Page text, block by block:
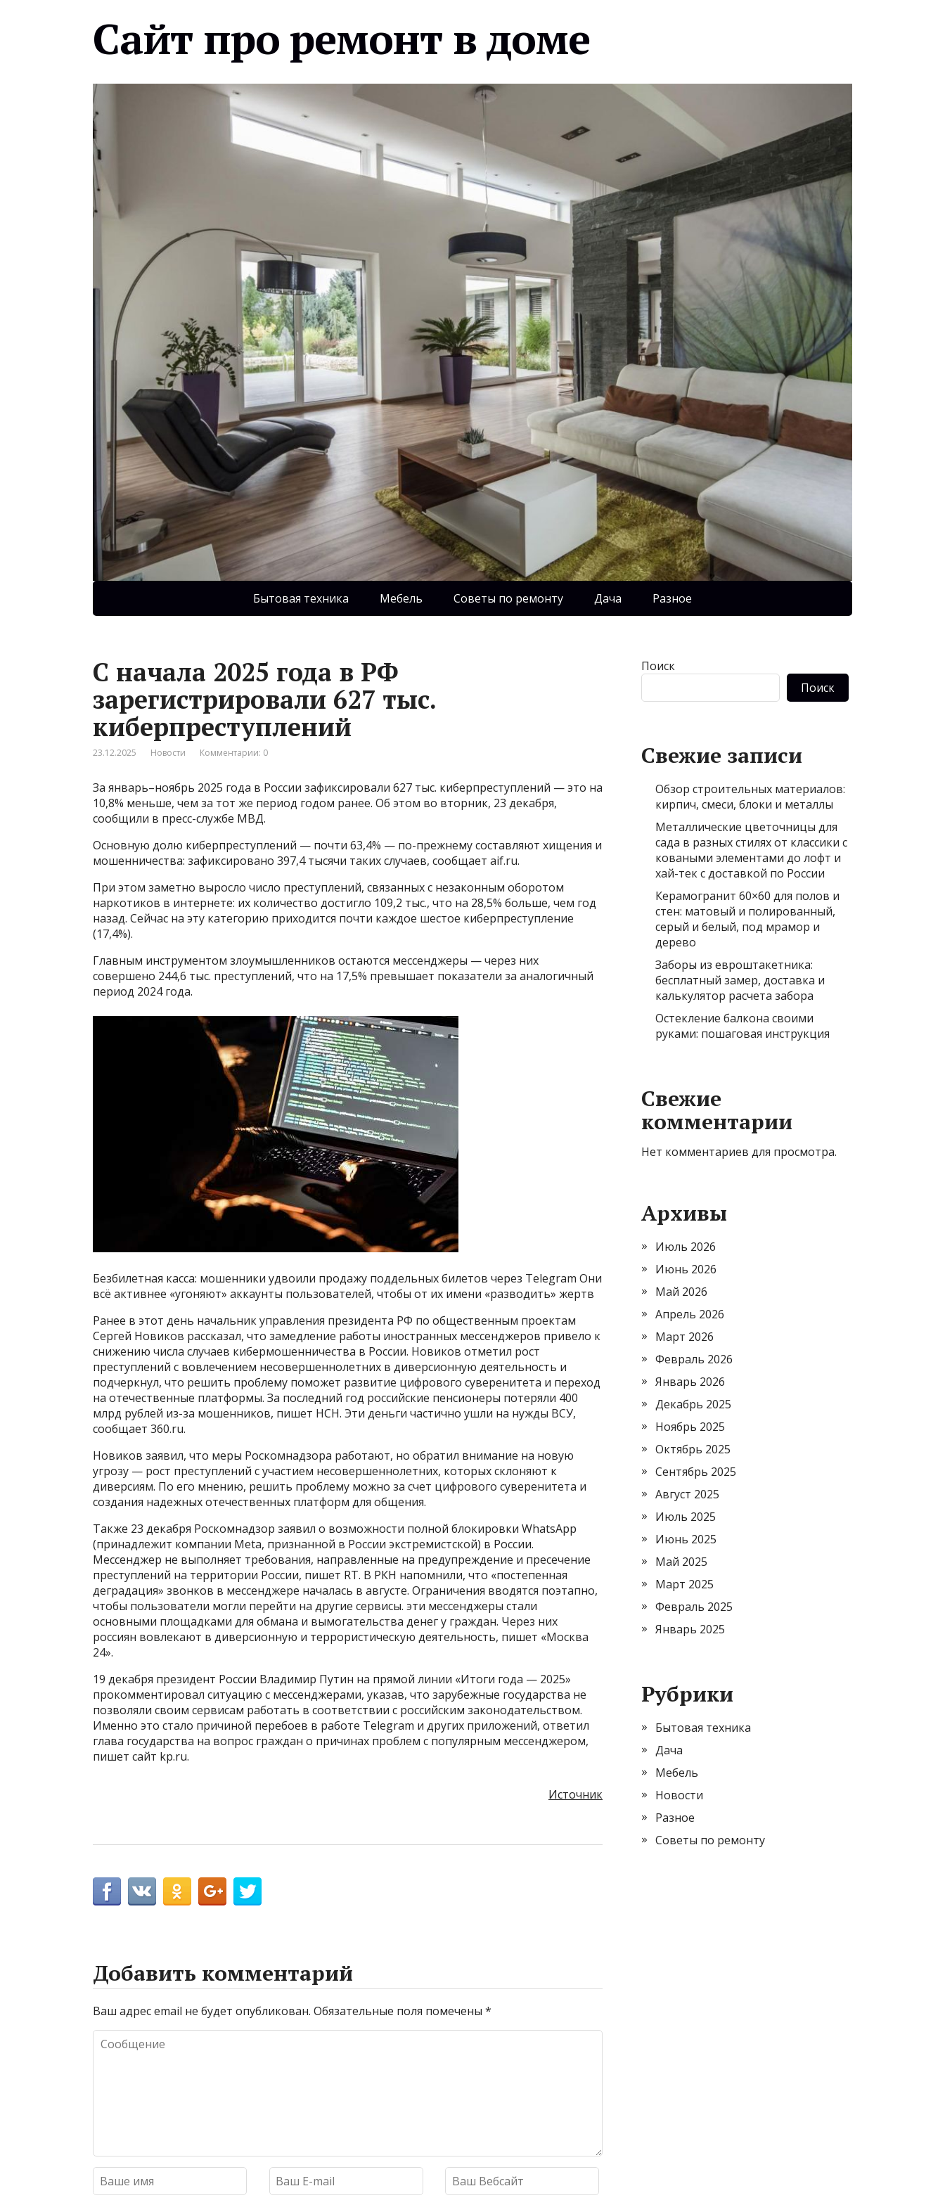
Сайт про ремонт в доме
Бытовая техника Мебель Советы по ремонту Дача Разное
С начала 2025 года в РФ
зарегистрировали 627 тыс.
киберпреступлений
23.12.2025 Новости Комментарии: 0
За январь–ноябрь 2025 года в России зафиксировали 627 тыс. киберпреступлений — это на
10,8% меньше, чем за тот же период годом ранее. Об этом во вторник, 23 декабря,
сообщили в пресс-службе МВД.
Основную долю киберпреступлений — почти 63,4% — по-прежнему составляют хищения и
мошенничества: зафиксировано 397,4 тысячи таких случаев, сообщает aif.ru.
При этом заметно выросло число преступлений, связанных с незаконным оборотом
наркотиков в интернете: их количество достигло 109,2 тыс., что на 28,5% больше, чем год
назад. Сейчас на эту категорию приходится почти каждое шестое киберпреступление
(17,4%).
Главным инструментом злоумышленников остаются мессенджеры — через них
совершено 244,6 тыс. преступлений, что на 17,5% превышает показатели за аналогичный
период 2024 года.
Безбилетная касса: мошенники удвоили продажу поддельных билетов через Telegram Они
всё активнее «угоняют» аккаунты пользователей, чтобы от их имени «разводить» жертв
Ранее в этот день начальник управления президента РФ по общественным проектам
Сергей Новиков рассказал, что замедление работы иностранных мессенджеров привело к
снижению числа случаев кибермошенничества в России. Новиков отметил рост
преступлений с вовлечением несовершеннолетних в диверсионную деятельность и
подчеркнул, что решить проблему поможет развитие цифрового суверенитета и переход
на отечественные платформы. За последний год российские пенсионеры потеряли 400
млрд рублей из-за мошенников, пишет НСН. Эти деньги частично ушли на нужды ВСУ,
сообщает 360.ru.
Новиков заявил, что меры Роскомнадзора работают, но обратил внимание на новую
угрозу — рост преступлений с участием несовершеннолетних, которых склоняют к
диверсиям. По его мнению, решить проблему можно за счет цифрового суверенитета и
создания надежных отечественных платформ для общения.
Также 23 декабря Роскомнадзор заявил о возможности полной блокировки WhatsApp
(принадлежит компании Meta, признанной в России экстремистской) в России.
Мессенджер не выполняет требования, направленные на предупреждение и пресечение
преступлений на территории России, пишет RT. В РКН напомнили, что «постепенная
деградация» звонков в мессенджере началась в августе. Ограничения вводятся поэтапно,
чтобы пользователи могли перейти на другие сервисы. эти мессенджеры стали
основными площадками для обмана и вымогательства денег у граждан. Через них
россиян вовлекают в диверсионную и террористическую деятельность, пишет «Москва
24».
19 декабря президент России Владимир Путин на прямой линии «Итоги года — 2025»
прокомментировал ситуацию с мессенджерами, указав, что зарубежные государства не
позволяли своим сервисам работать в соответствии с российским законодательством.
Именно это стало причиной перебоев в работе Telegram и других приложений, ответил
глава государства на вопрос граждан о причинах проблем с популярным мессенджером,
пишет сайт kp.ru.
Источник
Добавить комментарий
Ваш адрес email не будет опубликован. Обязательные поля помечены *
Поиск
Поиск
Свежие записи
Обзор строительных материалов:
кирпич, смеси, блоки и металлы
Металлические цветочницы для
сада в разных стилях от классики с
коваными элементами до лофт и
хай-тек с доставкой по России
Керамогранит 60×60 для полов и
стен: матовый и полированный,
серый и белый, под мрамор и
дерево
Заборы из евроштакетника:
бесплатный замер, доставка и
калькулятор расчета забора
Остекление балкона своими
руками: пошаговая инструкция
Свежие
комментарии
Нет комментариев для просмотра.
Архивы
Июль 2026
Июнь 2026
Май 2026
Апрель 2026
Март 2026
Февраль 2026
Январь 2026
Декабрь 2025
Ноябрь 2025
Октябрь 2025
Сентябрь 2025
Август 2025
Июль 2025
Июнь 2025
Май 2025
Март 2025
Февраль 2025
Январь 2025
Рубрики
Бытовая техника
Дача
Мебель
Новости
Разное
Советы по ремонту